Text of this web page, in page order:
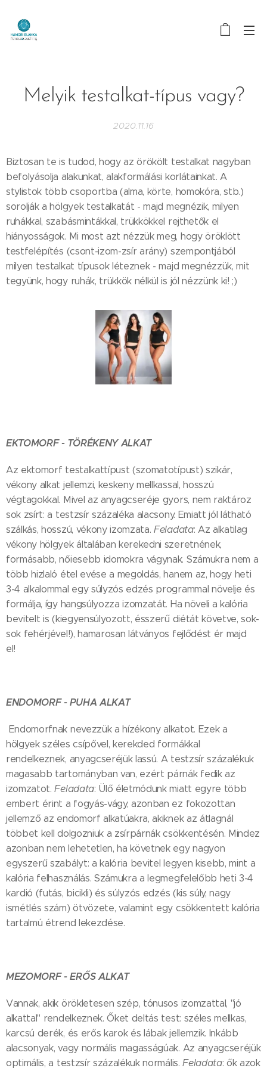
Melyik testalkat-típus vagy?
2020.11.16
Biztosan te is tudod, hogy az örökölt testalkat nagyban
befolyásolja alakunkat, alakformálási korlátainkat. A
stylistok több csoportba (alma, körte, homokóra, stb.)
sorolják a hölgyek testalkatát - majd megnézik, milyen
ruhákkal, szabásmintákkal, trükkökkel rejthetők el
hiányosságok. Mi most azt nézzük meg, hogy öröklött
testfelépítés (csont-izom-zsír arány) szempontjából
milyen testalkat típusok léteznek - majd megnézzük, mit
tegyünk, hogy ruhák, trükkök nélkül is jól nézzünk ki! ;)
EKTOMORF - TÖRÉKENY ALKAT
Az ektomorf testalkattípust (szomatotípust) szikár,
vékony alkat jellemzi, keskeny mellkassal, hosszú
végtagokkal. Mivel az anyagcseréje gyors, nem raktároz
sok zsírt: a testzsír százaléka alacsony. Emiatt jól látható
szálkás, hosszú, vékony izomzata.Feladata: Az alkatilag
vékony hölgyek általában kerekedni szeretnének,
formásabb, nőiesebb idomokra vágynak. Számukra nem a
több hizlaló étel evése a megoldás, hanem az, hogy heti
3-4 alkalommal egy súlyzós edzés programmal növelje és
formálja, így hangsúlyozza izomzatát. Ha növeli a kalória
bevitelt is (kiegyensúlyozott, ésszerű diétát követve, sok-
sok fehérjével!), hamarosan látványos fejlődést ér majd
el!
ENDOMORF - PUHA ALKAT
Endomorfnak nevezzük a hízékony alkatot. Ezek a
hölgyek széles csípővel, kerekded formákkal
rendelkeznek, anyagcseréjük lassú. A testzsír százalékuk
magasabb tartományban van, ezért párnák fedik az
izomzatot.Feladata: Ülő életmódunk miatt egyre több
embert érint a fogyás-vágy, azonban ez fokozottan
jellemző az endomorf alkatúakra, akiknek az átlagnál
többet kell dolgozniuk a zsírpárnák csökkentésén. Mindez
azonban nem lehetetlen, ha követnek egy nagyon
egyszerű szabályt: a kalória bevitel legyen kisebb, mint a
kalória felhasználás. Számukra a legmegfelelőbb heti 3-4
kardió (futás, bicikli) és súlyzós edzés (kis súly, nagy
ismétlés szám) ötvözete, valamint egy csökkentett kalória
tartalmú étrend lekezdése.
MEZOMORF - ERŐS ALKAT
Vannak, akik örökletesen szép, tónusos izomzattal, "jó
alkattal" rendelkeznek. Őket deltás test: széles mellkas,
karcsú derék, és erős karok és lábak jellemzik. Inkább
alacsonyak, vagy normális magasságúak. Az anyagcseréjük
optimális, a testzsír százalékuk normális.Feladata: ők azok